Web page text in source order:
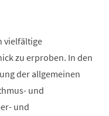
vielfältige
zu erproben. In den
der allgemeinen
und
und